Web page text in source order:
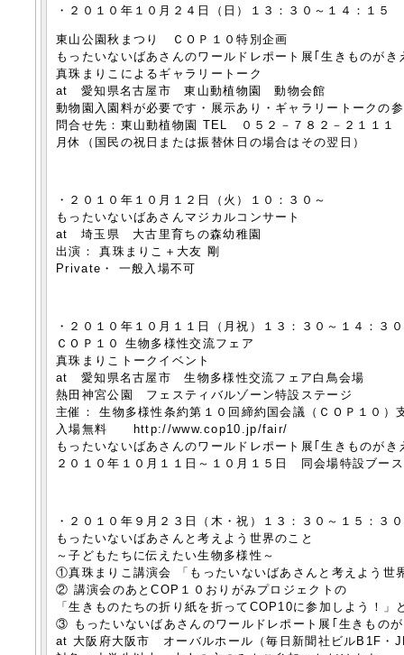
・２０１０年１０月２４日（日）１３：３０～１４：１５
東山公園秋まつり ＣＯＰ１０特別企画
もったいないばあさんのワールドレポート展｢生きものがき
真珠まりこによるギャラリートーク
at 愛知県名古屋市 東山動植物園 動物会館
動物園入園料が必要です・展示あり・ギャラリートークの
問合せ先：東山動植物園 TEL ０５２－７８２－２１１１
月休（国民の祝日または振替休日の場合はその翌日）
・２０１０年１０月１２日（火）１０：３０～
もったいないばあさんマジカルコンサート
at 埼玉県 大古里育ちの森幼稚園
出演： 真珠まりこ＋大友 剛
Private・ 一般入場不可
・２０１０年１０月１１日（月祝）１３：３０～１４：３０
ＣＯＰ１０ 生物多様性交流フェア
真珠まりこトークイベント
at 愛知県名古屋市 生物多様性交流フェア白鳥会場
熱田神宮公園 フェスティバルゾーン特設ステージ
主催： 生物多様性条約第１０回締約国会議（ＣＯＰ１０）
入場無料 http://www.cop10.jp/fair/
もったいないばあさんのワールドレポート展｢生きものが
２０１０年１０月１１日～１０月１５日 同会場特設ブー
・２０１０年９月２３日（木・祝）１３：３０～１５：３０
もったいないばあさんと考えよう世界のこと
～子どもたちに伝えたい生物多様性～
①真珠まりこ講演会 「もったいないばあさんと考えよう世
② 講演会のあとCOP１０おりがみプロジェクトの
「生きものたちの折り紙を折ってCOP10に参加しよう！
③ もったいないばあさんのワールドレポート展｢生きもの
at 大阪府大阪市 オーバルホール（毎日新聞社ビルB1F・